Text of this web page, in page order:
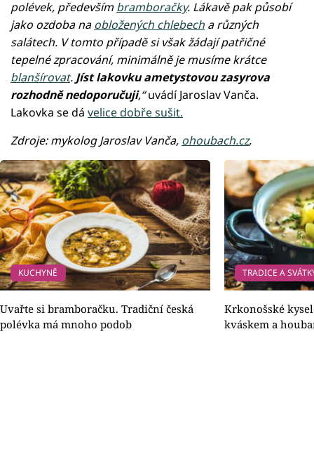
polévek, předevšímbramboračky. Lákavě pak působí
jako ozdoba naobložených chlebech a různých
salátech. V tomto případě si však žádají patřičné
tepelné zpracování, minimálně je musíme krátce
blanšírovat. Jíst lakovku ametystovou zasyrova
rozhodně nedoporučuji,“uvádí Jaroslav Vanča.
Lakovka se dá velice dobře sušit.
Zdroje: mykolog Jaroslav Vanča, ohoubach.cz,
KUCHYNĚ
Uvařte si bramboračku. Tradiční česká
polévka má mnoho podob
TRADICE A
Krkonošské
kváskem a